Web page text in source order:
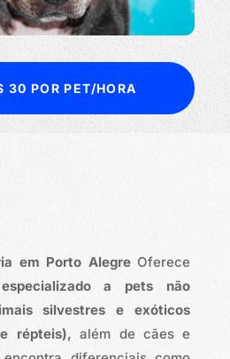
30 POR PET/HORA
em Porto AlegreOferece
a pets não
silvestres e exóticos
répteis), além de cães e